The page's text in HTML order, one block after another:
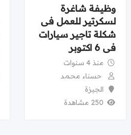
وظيفة شاغرة
لسكرتير للعمل فى
شكلة تاجير سيارات
فى 6 اكتوبر
منذ 4 سنوات
حسناء محمد
الجيزة
250 مشاهدة